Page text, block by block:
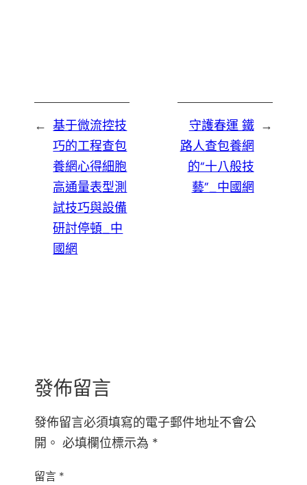
← 基于微流控技
巧的工程查包
養網心得細胞
高通量表型測
試技巧與設備
研討停頓_中
國網
→
守護春運 鐵
路人查包養網
的“十八般技
藝”_中國網
發佈留言
發佈留言必須填寫的電子郵件地址不會公
開。 必填欄位標示為 *
留言 *